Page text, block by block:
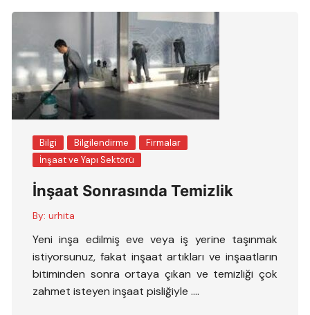
Bilgi Bilgilendirme
Firmalar
İnşaat ve Yapı Sektörü
İnşaat Sonrasında Temizlik
By: urhita
Yeni inşa edilmiş eve veya iş yerine taşınmak
istiyorsunuz, fakat inşaat artıkları ve inşaatların
bitiminden sonra ortaya çıkan ve temizliği çok
zahmet isteyen inşaat pisliğiyle ….